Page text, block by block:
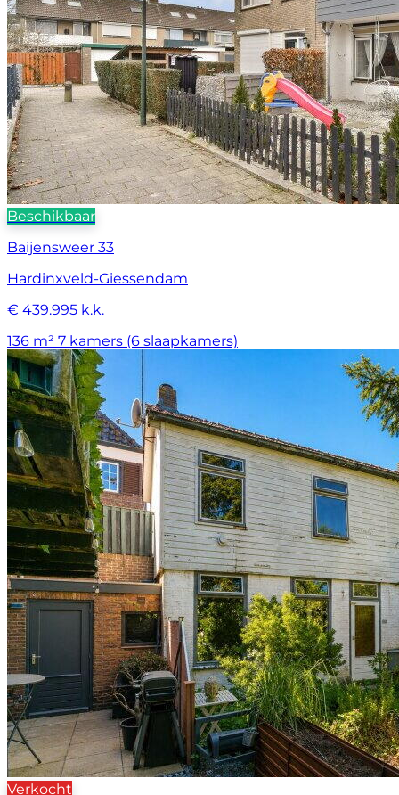
Beschikbaar
Baijensweer 33
Hardinxveld-Giessendam
€ 439.995 k.k.
136 m² 7 kamers (6 slaapkamers)
Verkocht